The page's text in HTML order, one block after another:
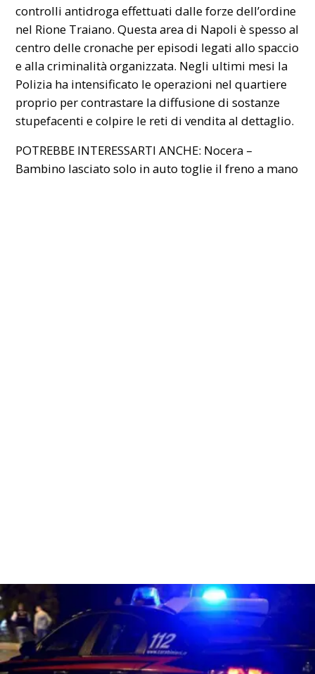
controlli antidroga effettuati dalle forze dell’ordine
nel Rione Traiano. Questa area di Napoli è spesso al
centro delle cronache per episodi legati allo spaccio
e alla criminalità organizzata. Negli ultimi mesi la
Polizia ha intensificato le operazioni nel quartiere
proprio per contrastare la diffusione di sostanze
stupefacenti e colpire le reti di vendita al dettaglio.
POTREBBE INTERESSARTI ANCHE: Nocera –
Bambino lasciato solo in auto toglie il freno a mano